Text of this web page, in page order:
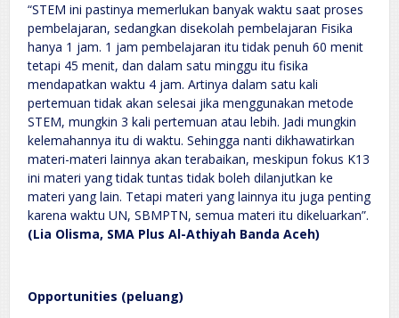
“STEM ini pastinya memerlukan banyak waktu saat proses
pembelajaran, sedangkan disekolah pembelajaran Fisika
hanya 1 jam. 1 jam pembelajaran itu tidak penuh 60 menit
tetapi 45 menit, dan dalam satu minggu itu fisika
mendapatkan waktu 4 jam. Artinya dalam satu kali
pertemuan tidak akan selesai jika menggunakan metode
STEM, mungkin 3 kali pertemuan atau lebih. Jadi mungkin
kelemahannya itu di waktu. Sehingga nanti dikhawatirkan
materi-materi lainnya akan terabaikan, meskipun fokus K13
ini materi yang tidak tuntas tidak boleh dilanjutkan ke
materi yang lain. Tetapi materi yang lainnya itu juga penting
karena waktu UN, SBMPTN, semua materi itu dikeluarkan”.
(Lia Olisma, SMA Plus Al-Athiyah Banda Aceh)
Opportunities (peluang)